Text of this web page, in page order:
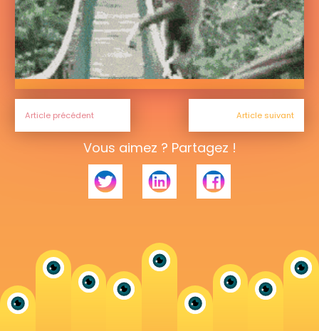
Article précédent
Vous aimez ? Partagez !
Article suivant